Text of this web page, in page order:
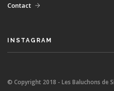
Contact
INSTAGRAM
© Copyright 2018 - Les Baluchons de